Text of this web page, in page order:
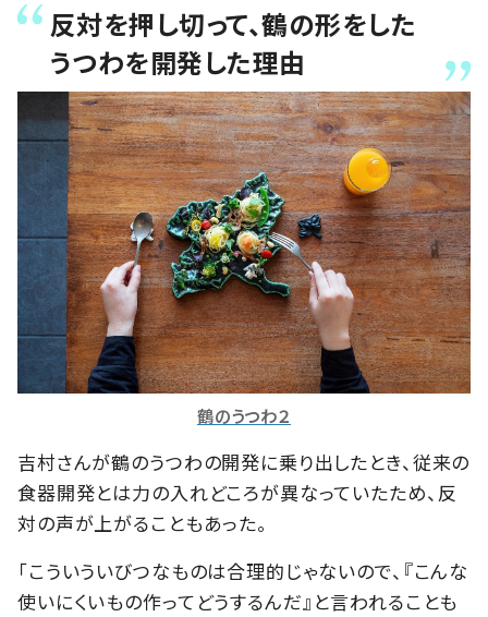
反対を押し切って、鶴の形をした
うつわを開発した理由
鶴のうつわ２
吉村さんが鶴のうつわの開発に乗り出したとき、従来の
食器開発とは力の入れどころが異なっていたため、反
対の声が上がることもあった。
「こういういびつなものは合理的じゃないので、『こんな
使いにくいもの作ってどうするんだ』と言われることも